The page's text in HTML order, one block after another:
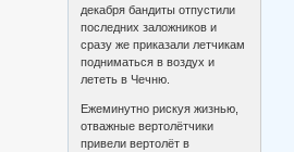
декабря бандиты отпустили
последних заложников и
сразу же приказали летчикам
подниматься в воздух и
лететь в Чечню.
Ежеминутно рискуя жизнью,
отважные вертолётчики
привели вертолёт в